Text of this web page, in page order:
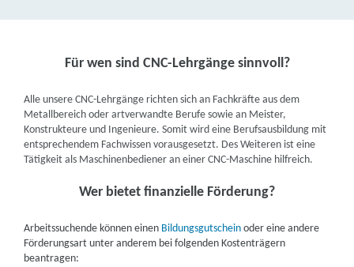
Für wen sind CNC-Lehrgänge sinnvoll?
Alle unsere CNC-Lehrgänge richten sich an Fachkräfte aus dem
Metallbereich oder artverwandte Berufe sowie an Meister,
Konstrukteure und Ingenieure. Somit wird eine Berufsausbildung mit
entsprechendem Fachwissen vorausgesetzt. Des Weiteren ist eine
Tätigkeit als Maschinenbediener an einer CNC-Maschine hilfreich.
Wer bietet finanzielle Förderung?
Arbeitssuchende können einen Bildungsgutschein oder eine andere
Förderungsart unter anderem bei folgenden Kostenträgern
beantragen: